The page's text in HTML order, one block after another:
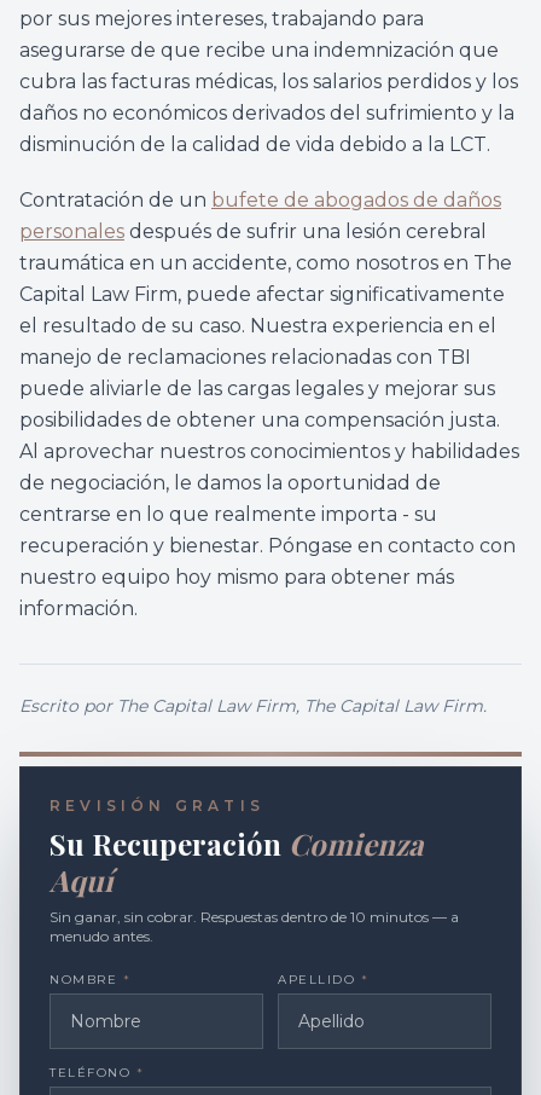
por sus mejores intereses, trabajando para
asegurarse de que recibe una indemnización que
cubra las facturas médicas, los salarios perdidos y los
daños no económicos derivados del sufrimiento y la
disminución de la calidad de vida debido a la LCT.
Contratación de un bufete de abogados de daños
personales después de sufrir una lesión cerebral
traumática en un accidente, como nosotros en The
Capital Law Firm, puede afectar significativamente
el resultado de su caso. Nuestra experiencia en el
manejo de reclamaciones relacionadas con TBI
puede aliviarle de las cargas legales y mejorar sus
posibilidades de obtener una compensación justa.
Al aprovechar nuestros conocimientos y habilidades
de negociación, le damos la oportunidad de
centrarse en lo que realmente importa - su
recuperación y bienestar. Póngase en contacto con
nuestro equipo hoy mismo para obtener más
información.
Escrito por The Capital Law Firm, The Capital Law Firm.
REVISIÓN GRATIS
Su Recuperación Comienza
Aquí
Sin ganar, sin cobrar. Respuestas dentro de 10 minutos — a
menudo antes.
NOMBRE * APELLIDO *
TELÉFONO *